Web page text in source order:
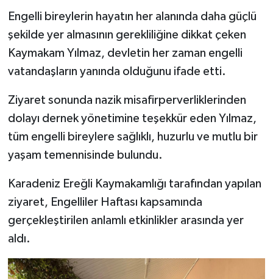
Engelli bireylerin hayatın her alanında daha güçlü
şekilde yer almasının gerekliliğine dikkat çeken
Kaymakam Yılmaz, devletin her zaman engelli
vatandaşların yanında olduğunu ifade etti.
Ziyaret sonunda nazik misafirperverliklerinden
dolayı dernek yönetimine teşekkür eden Yılmaz,
tüm engelli bireylere sağlıklı, huzurlu ve mutlu bir
yaşam temennisinde bulundu.
Karadeniz Ereğli Kaymakamlığı tarafından yapılan
ziyaret, Engelliler Haftası kapsamında
gerçekleştirilen anlamlı etkinlikler arasında yer
aldı.